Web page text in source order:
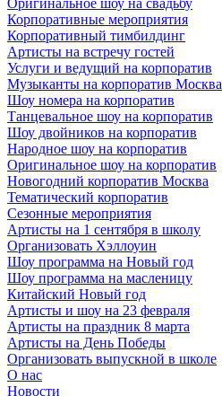
Оригинальное шоу на свадьбу
Корпоративные мероприятия
Корпоративный тимбилдинг
Артисты на встречу гостей
Услуги и ведущий на корпоратив
Музыканты на корпоратив Москва
Шоу номера на корпоратив
Танцевальное шоу на корпоратив
Шоу двойников на корпоратив
Народное шоу на корпоратив
Оригинальное шоу на корпоратив
Новогодний корпоратив Москва
Тематический корпоратив
Сезонные мероприятия
Артисты на 1 сентября в школу
Организовать Хэллоуин
Шоу программа на Новый год
Шоу программа на масленицу
Китайский Новый год
Артисты и шоу на 23 февраля
Артисты на праздник 8 марта
Артисты на День Победы
Организовать выпускной в школе
О нас
Новости